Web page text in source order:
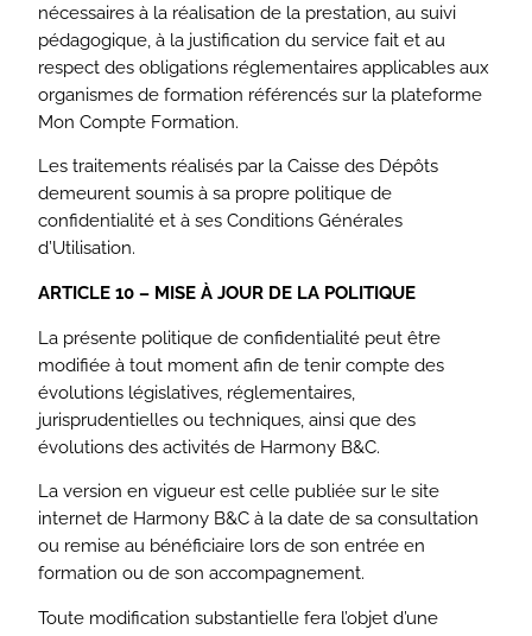
nécessaires à la réalisation de la prestation, au suivi
pédagogique, à la justification du service fait et au
respect des obligations réglementaires applicables aux
organismes de formation référencés sur la plateforme
Mon Compte Formation.
Les traitements réalisés par la Caisse des Dépôts
demeurent soumis à sa propre politique de
confidentialité et à ses Conditions Générales
d’Utilisation.
ARTICLE 10 – MISE À JOUR DE LA POLITIQUE
La présente politique de confidentialité peut être
modifiée à tout moment afin de tenir compte des
évolutions législatives, réglementaires,
jurisprudentielles ou techniques, ainsi que des
évolutions des activités de Harmony B&C.
La version en vigueur est celle publiée sur le site
internet de Harmony B&C à la date de sa consultation
ou remise au bénéficiaire lors de son entrée en
formation ou de son accompagnement.
Toute modification substantielle fera l’objet d’une